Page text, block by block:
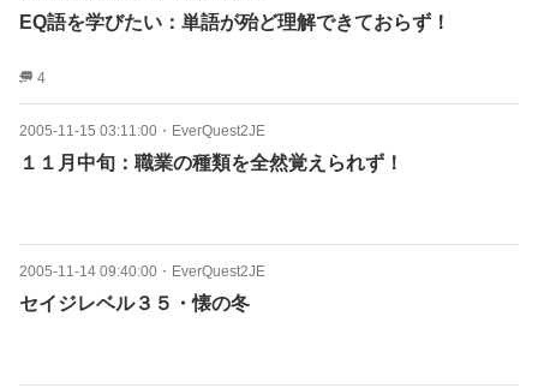
EQ語を学びたい：単語が殆ど理解できておらず！
4
2005-11-15 03:11:00 ・ EverQuest2JE
１１月中旬：職業の種類を全然覚えられず！
2005-11-14 09:40:00 ・ EverQuest2JE
セイジレベル３５・懐の冬